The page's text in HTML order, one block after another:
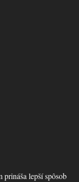
lepší spôsob